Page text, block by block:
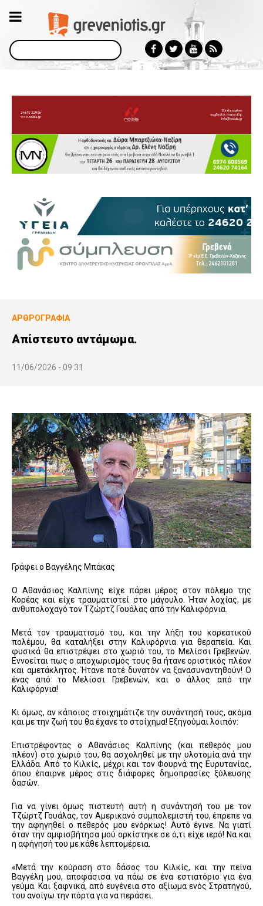
Αναζήτηση
ΑΡΘΡΟΓΡΑΦΊΑ
Απίστευτο αντάμωμα.
11/06/2026 - 09:31
Γράφει ο Βαγγέλης Μπάκας
Ο Αθανάσιος Καλπίνης είχε πάρει μέρος στον πόλεμο της
Κορέας και είχε τραυματιστεί στο μάγουλο. Ήταν λοχίας, με
ανθυπολοχαγό τον Τζώρτζ Γουάλας από την Καλιφόρνια.
Μετά τον τραυματισμό του, και την λήξη του κορεατικού
πολέμου, θα καταλήξει στην Καλιφόρνια για θεραπεία. Και
φυσικά θα επιστρέψει στο χωριό του, το Μελίσσι Γρεβενών.
Εννοείται πως ο αποχωρισμός τους θα ήτανε οριστικός πλέον
και αμετάκλητος. Ήτανε ποτέ δυνατόν να ξανασυναντηθούν! Ο
ένας από το Μελίσσι Γρεβενών, και ο άλλος από την
Καλιφόρνια!
Κι όμως, αν κάποιος στοιχημάτιζε την συνάντησή τους, ακόμα
και με την ζωή του θα έχανε το στοίχημα! Εξηγούμαι λοιπόν:
Επιστρέφοντας ο Αθανάσιος Καλπίνης (και πεθερός μου
πλέον) στο χωριό του, θα ασχοληθεί με την υλοτομία ανά την
Ελλάδα. Από το Κιλκίς, μέχρι και τον Φουρνά της Ευρυτανίας,
όπου έπαιρνε μέρος στις διάφορες δημοπρασίες ξύλευσης
δασών.
Για να γίνει όμως πιστευτή αυτή η συνάντησή του με τον
Τζώρτζ Γουάλας, τον Αμερικανό συμπολεμιστή του, έπρεπε να
την αφηγηθεί ο πεθερός μου ενόρκως! Αυτό έγινε. Να γιατί
όταν την αμφισβήτησα μού ορκίστηκε σε ό,τι είχε ιερό! Να και
η αφήγησή του με κάθε λεπτομέρεια.
«Μετά την κούραση στο δάσος του Κιλκίς, και την πείνα
Βαγγέλη μου, αποφάσισα να πάω σε ένα εστιατόριο για ένα
γεύμα. Και ξαφνικά, από ευγένεια στο αξίωμα ενός Στρατηγού,
του ανοίγω την πόρτα για να περάσει.